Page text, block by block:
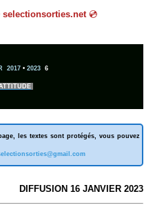
💿
2017 • 2023 6
les textes sont protégés, vous pouvez
DIFFUSION 16 JANVIER 2023